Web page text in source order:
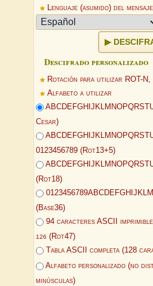
Lenguaje (asumido) del
Descifrado personalizado
Rotación para utilizar ROT-N,
Alfabeto a utilizar
Cesar)
0123456789 (Rot13+5)
(Rot18)
(Base36)
94 caracteres ASCII
126 (Rot47)
Tabla ASCII completa (128
Alfabeto personalizado (no
minúsculas)